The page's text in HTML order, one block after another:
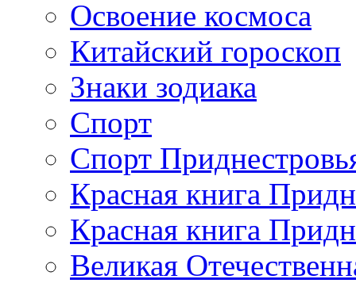
Освоение космоса
Китайский гороскоп
Знаки зодиака
Спорт
Спорт
Красная книга
Красная книга
Великая